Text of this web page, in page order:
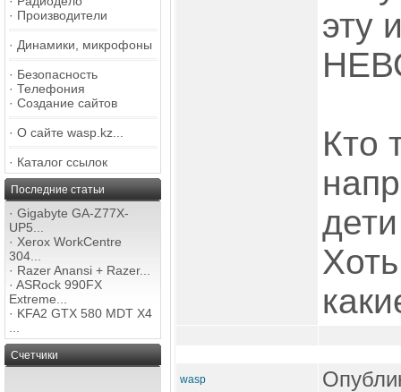
· Производители
· Динамики, микрофоны
· Безопасность
· Телефония
· Создание сайтов
· О сайте wasp.kz...
· Каталог ссылок
Последние статьи
· Gigabyte GA-Z77X-
UP5...
· Xerox WorkCentre
304...
· Razer Anansi + Razer...
· ASRock 990FX
Extreme...
· KFA2 GTX 580 MDT X4
Счетчики
эту
Кто
wasp